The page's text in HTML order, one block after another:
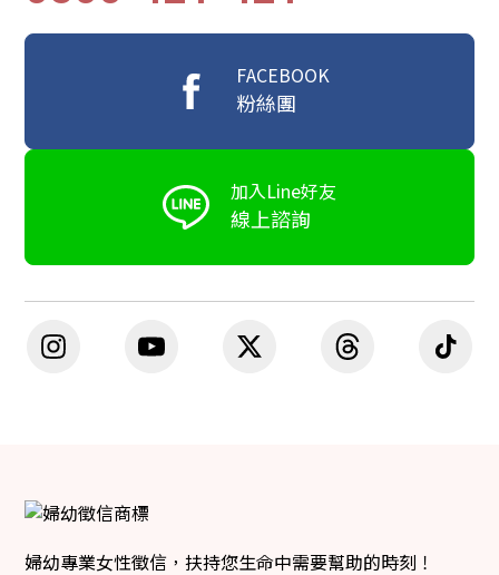
FACEBOOK
粉絲團
加入Line好友
線上諮詢
婦幼專業女性徵信，扶持您生命中需要幫助的時刻！